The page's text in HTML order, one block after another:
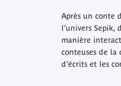
Après un conte
l’univers Sepik,
manière
conteuses de la
d’écrits et les